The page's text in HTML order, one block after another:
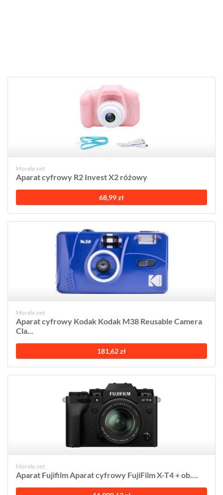
Morele.net
Aparat cyfrowy R2 Invest X2 różowy
68,99 zł
Morele.net
Aparat cyfrowy Kodak Kodak M38 Reusable Camera
Cla...
181,62 zł
Morele.net
Aparat Fujifilm Aparat cyfrowy FujiFilm X-T4 + ob....